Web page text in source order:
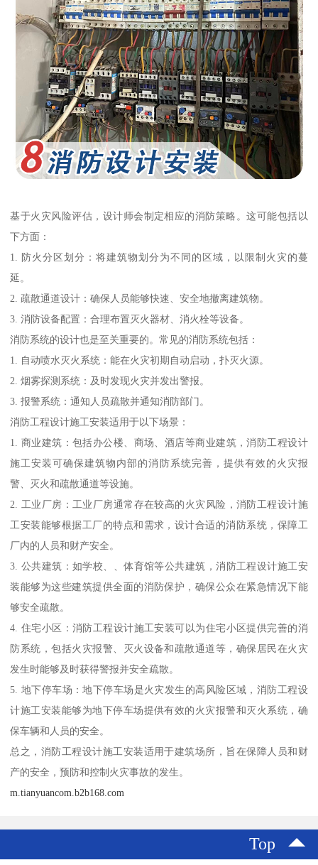
基于火灾风险评估，设计师会制定相应的消防策略。这可能包括以
下方面：
1. 防火分区划分：将建筑物划分为不同的区域，以限制火灾的蔓
延。
2. 疏散通道设计：确保人员能够快速、安全地撤离建筑物。
3. 消防设备配置：合理布置灭火器材、消火栓等设备。
消防系统的设计也是至关重要的。常见的消防系统包括：
1. 自动喷水灭火系统：能在火灾初期自动启动，扑灭火源。
2. 烟雾探测系统：及时发现火灾并发出警报。
3. 报警系统：通知人员疏散并通知消防部门。
消防工程设计施工安装适用于以下场景：
1. 商业建筑：包括办公楼、商场、酒店等商业建筑，消防工程设计
施工安装可确保建筑物内部的消防系统完善，提供有效的火灾报
警、灭火和疏散通道等设施。
2. 工业厂房：工业厂房通常存在较高的火灾风险，消防工程设计施
工安装能够根据工厂的特点和需求，设计合适的消防系统，保障工
厂内的人员和财产安全。
3. 公共建筑：如学校、、体育馆等公共建筑，消防工程设计施工安
装能够为这些建筑提供全面的消防保护，确保公众在紧急情况下能
够安全疏散。
4. 住宅小区：消防工程设计施工安装可以为住宅小区提供完善的消
防系统，包括火灾报警、灭火设备和疏散通道等，确保居民在火灾
发生时能够及时获得警报并安全疏散。
5. 地下停车场：地下停车场是火灾发生的高风险区域，消防工程设
计施工安装能够为地下停车场提供有效的火灾报警和灭火系统，确
保车辆和人员的安全。
总之，消防工程设计施工安装适用于建筑场所，旨在保障人员和财
产的安全，预防和控制火灾事故的发生。
m.tianyuancom.b2b168.com
Top